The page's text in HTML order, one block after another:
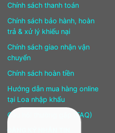
Chính sách thanh toán
Chính sách bảo hành, hoàn
trả & xử lý khiếu nại
Chính sách giao nhận vận
chuyển
Chính sách hoàn tiền
Hướng dẫn mua hàng online
tại Loa nhập khẩu
Câu hỏi thường gặp (FAQ)